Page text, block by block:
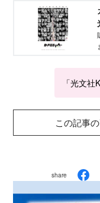
「光文
この記事
share